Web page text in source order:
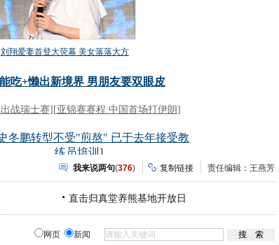
我来说两句(376) 复制链接 责任编辑：王燕芳
直击归真堂养熊基地开放日
网页 新闻